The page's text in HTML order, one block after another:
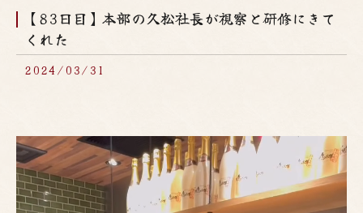
【83日目】本部の久松社長が視察と研修にきて
くれた
2024/03/31